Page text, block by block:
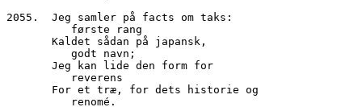
2055.  Jeg samler på facts om taks:
          første rang
       Kaldet sådan på japansk,
          godt navn;
       Jeg kan lide den form for
          reverens
       For et træ, for dets historie og
          renomé.